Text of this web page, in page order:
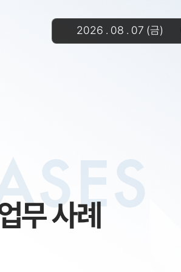
2026 . 08 . 07 (금)
무 사례